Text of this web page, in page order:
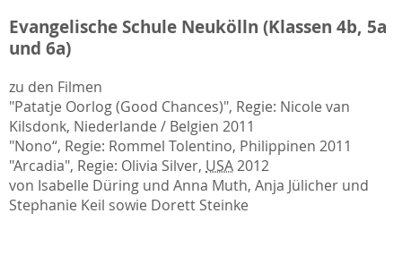
Evangelische Schule Neukölln (Klassen 4b, 5a
und 6a)
zu den Filmen
"Patatje Oorlog (Good Chances)", Regie: Nicole van
Kilsdonk, Niederlande / Belgien 2011
"Nono“, Regie: Rommel Tolentino, Philippinen 2011
"Arcadia", Regie: Olivia Silver, USA2012
von Isabelle Düring und Anna Muth, Anja Jülicher und
Stephanie Keil sowie Dorett Steinke